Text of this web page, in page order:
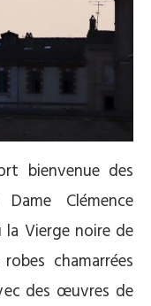
bienvenue des
Clémence
la Vierge noire de
chamarrées
des œuvres de